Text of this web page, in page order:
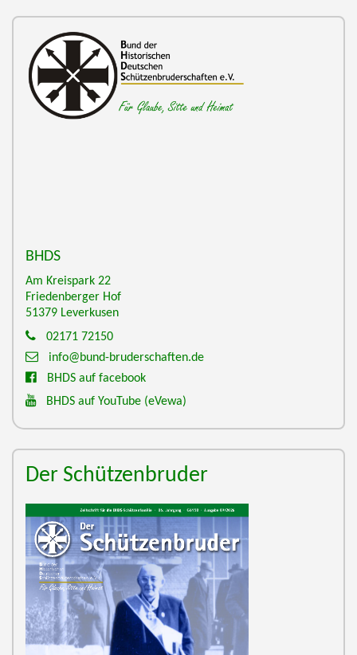
BHDS
Am Kreispark 22
Friedenberger Hof
51379 Leverkusen
02171 72150
info@bund-bruderschaften.de
BHDS auf facebook
BHDS auf YouTube (eVewa)
Der Schützenbruder